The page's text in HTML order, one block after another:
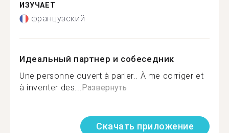
ИЗУЧАЕТ
французский
Идеальный партнер и собеседник
Une personne ouvert à parler.. À me corriger et
à inventer des...Развернуть
Скачать приложение